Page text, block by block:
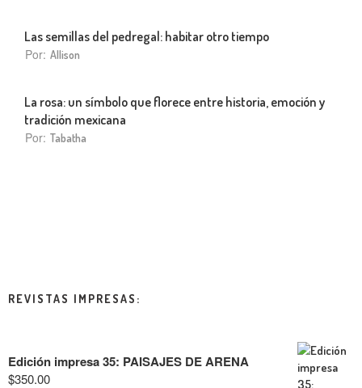
Las semillas del pedregal: habitar otro tiempo
Por: Allison
La rosa: un símbolo que florece entre historia, emoción y
tradición mexicana
Por: Tabatha
REVISTAS IMPRESAS:
Edición impresa 35: PAISAJES DE ARENA
$350.00